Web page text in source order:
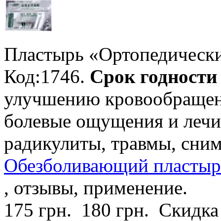
Пластырь
Код:1746. Срок
улучшению
болевые ощущения и
радикулиты, травмы,
Обезболивающий
, отзывы, применение.
175 грн. 180 грн.